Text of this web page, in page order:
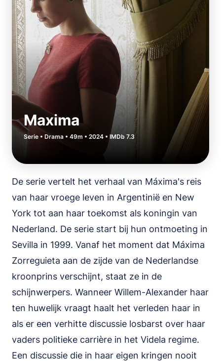
Maxima
Serie • Drama • 49m • 2024 • IMDb 7.3
De serie vertelt het verhaal van Máxima's reis
van haar vroege leven in Argentinië en New
York tot aan haar toekomst als koningin van
Nederland. De serie start bij hun ontmoeting in
Sevilla in 1999. Vanaf het moment dat Máxima
Zorreguieta aan de zijde van de Nederlandse
kroonprins verschijnt, staat ze in de
schijnwerpers. Wanneer Willem-Alexander haar
ten huwelijk vraagt haalt het verleden haar in
als er een verhitte discussie losbarst over haar
vaders politieke carrière in het Videla regime.
Een discussie die in haar eigen kringen nooit